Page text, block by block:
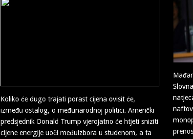
Koliko će dugo trajati porast cijena ovisit će,
između ostalog, o međunarodnoj politici. Američki
predsjednik Donald Trump vjerojatno će htjeti sniziti
cijene energije uoči međuizbora u studenom, a ta